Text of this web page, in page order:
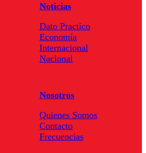
Noticias
Dato Practico
Economía
Internacional
Nacional
Nosotros
Quienes Somos
Contacto
Frecuencias